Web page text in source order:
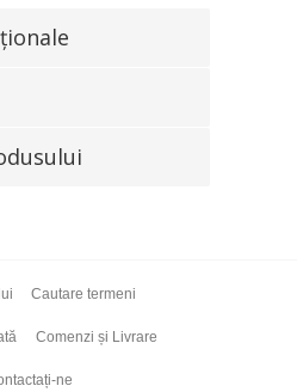
Cautare termeni
Comenzi și Livrare
ne